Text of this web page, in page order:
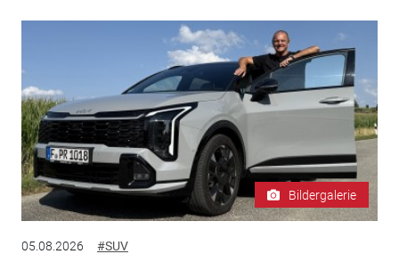
Bildergalerie
05.08.2026 #SUV